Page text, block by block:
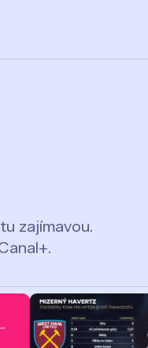
zajímavou.